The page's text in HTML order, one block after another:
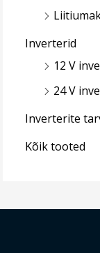
Inverterid
12 V
24 V
Inverterite
Kõik tooted